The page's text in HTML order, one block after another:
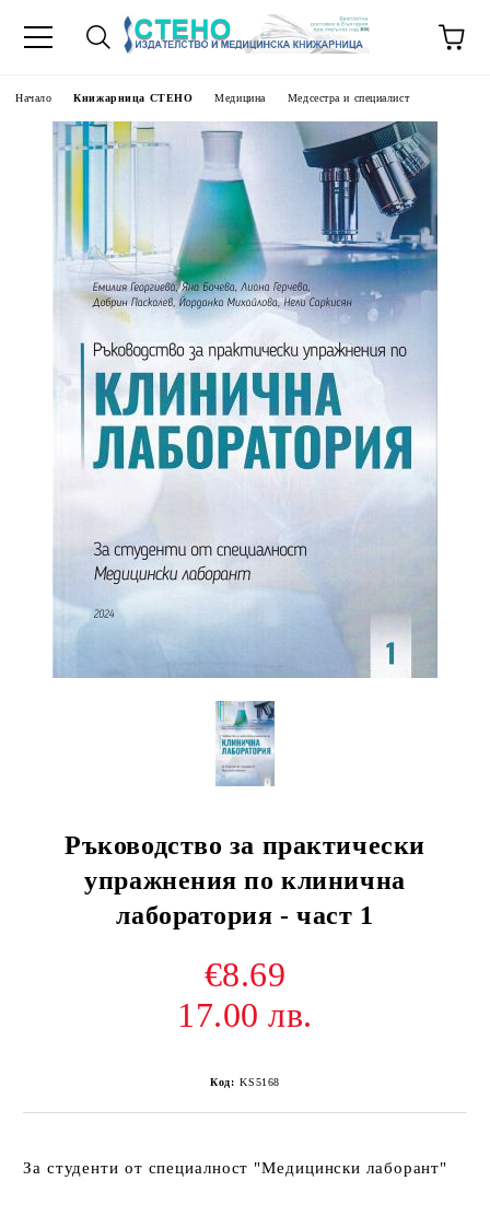
Начало Книжарница СТЕНО Медицина Медсестра и специалист
Ръководство за практически
упражнения по клинична
лаборатория - част 1
€8.69
17.00 лв.
Код: KS5168
За студенти от специалност "Медицински лаборант"